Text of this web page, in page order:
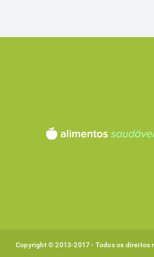
Copyright © 2013-2017 - Todos os direitos